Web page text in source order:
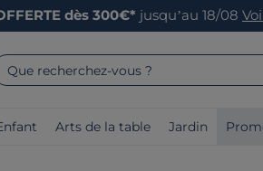
dès 300€* jusqu’au 18/08
Que recherchez-vous ?
Arts de la table Jardin